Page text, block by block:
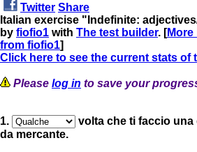
Twitter Share
Italian exercise "Indefinite:
by fiofio1 with The test builder. [More
from fiofio1]
Click here to see the current stats of
Please log in to save your
1.
volta che ti faccio
da mercante.